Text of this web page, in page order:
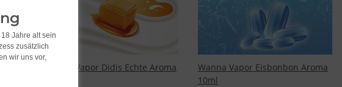
Wanna Vapor Didis Echte Aroma
Wanna Vapor Eisbonbon Aroma
10ml
Jahre alt sein
zusätzlich
wir uns vor,